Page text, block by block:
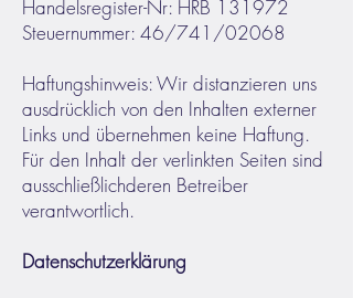
Handelsregister-Nr: HRB 131972
Steuernummer: 46/741/02068
Haftungshinweis: Wir distanzieren uns
ausdrücklich von den Inhalten externer
Links und übernehmen keine Haftung.
Für den Inhalt der verlinkten Seiten sind
ausschließlichderen Betreiber
verantwortlich.
Datenschutzerklärung